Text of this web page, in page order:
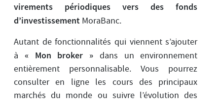
virements périodiques vers des fonds
d’investissement MoraBanc.
Autant de fonctionnalités qui viennent s’ajouter
à « Mon broker » dans un environnement
entièrement personnalisable. Vous pourrez
consulter en ligne les cours des principaux
marchés du monde ou suivre l’évolution des